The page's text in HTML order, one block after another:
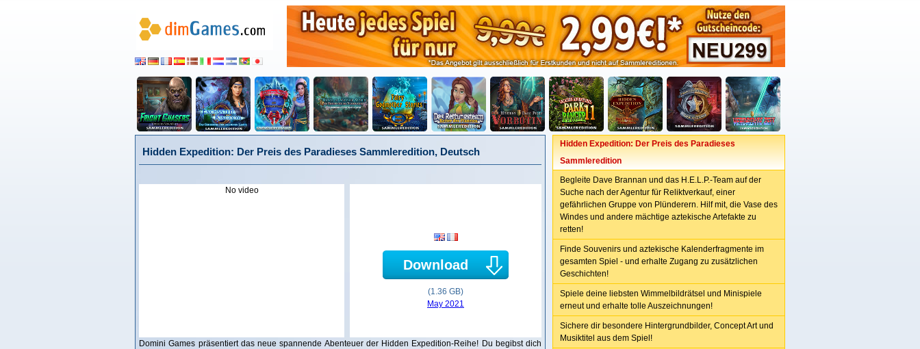
Hidden Expedition: Der Preis des Paradieses Sammleredition, Deutsch
No video
Download
(1.36 GB)
May 2021
Domini Games präsentiert das neue spannende Abenteuer der Hidden Expedition-Reihe! Du begibst dich
Hidden Expedition: Der Preis des Paradieses
Sammleredition
Begleite Dave Brannan und das H.E.L.P.-Team auf der
Suche nach der Agentur für Reliktverkauf, einer
gefährlichen Gruppe von Plünderern. Hilf mit, die Vase des
Windes und andere mächtige aztekische Artefakte zu
retten!
Finde Souvenirs und aztekische Kalenderfragmente im
gesamten Spiel - und erhalte Zugang zu zusätzlichen
Geschichten!
Spiele deine liebsten Wimmelbildrätsel und Minispiele
erneut und erhalte tolle Auszeichnungen!
Sichere dir besondere Hintergrundbilder, Concept Art und
Musiktitel aus dem Spiel!